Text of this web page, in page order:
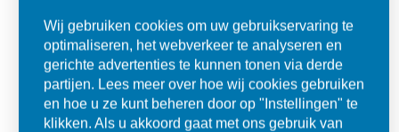
Wij gebruiken cookies om uw gebruikservaring te
optimaliseren, het webverkeer te analyseren en
gerichte advertenties te kunnen tonen via derde
partijen. Lees meer over hoe wij cookies gebruiken
en hoe u ze kunt beheren door op "Instellingen" te
klikken. Als u akkoord gaat met ons gebruik van